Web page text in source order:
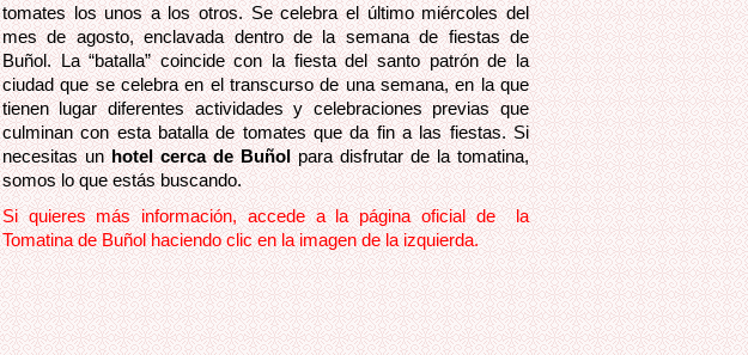
tomates los unos a los otros. Se celebra el último miércoles del
mes de agosto, enclavada dentro de la semana de fiestas de
Buñol. La “batalla” coincide con la fiesta del santo patrón de la
ciudad que se celebra en el transcurso de una semana, en la que
tienen lugar diferentes actividades y celebraciones previas que
culminan con esta batalla de tomates que da fin a las fiestas. Si
necesitas unhotel cerca de Buñolpara disfrutar de la tomatina,
somos lo que estás buscando.
Si quieres más información, accede a la página oficial de la
Tomatina de Buñol haciendo clic en la imagen de la izquierda.